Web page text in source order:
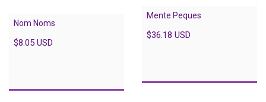
Nom Noms
$8.05 USD
Mente Peques
$36.18 USD